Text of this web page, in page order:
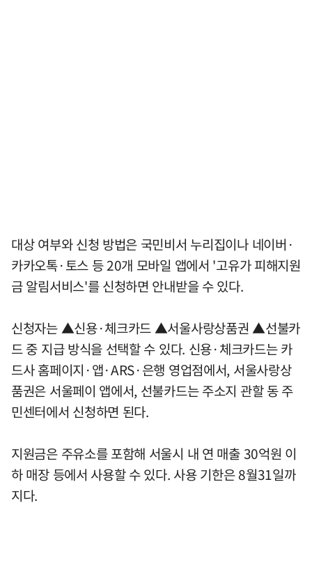
대상 여부와 신청 방법은 국민비서 누리집이나 네이버·
카카오톡·토스 등 20개 모바일 앱에서 '고유가 피해지원
금 알림서비스'를 신청하면 안내받을 수 있다.
신청자는 ▲신용·체크카드 ▲서울사랑상품권 ▲선불카
드 중 지급 방식을 선택할 수 있다. 신용·체크카드는 카
드사 홈페이지·앱·ARS·은행 영업점에서, 서울사랑상
품권은 서울페이 앱에서, 선불카드는 주소지 관할 동 주
민센터에서 신청하면 된다.
지원금은 주유소를 포함해 서울시 내 연 매출 30억원 이
하 매장 등에서 사용할 수 있다. 사용 기한은 8월31일까
지다.